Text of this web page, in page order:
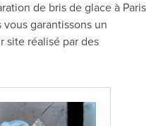
de bris de glace à Paris
garantissons un
site réalisé par des